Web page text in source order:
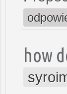
how